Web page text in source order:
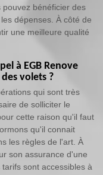
bénéficier des
dépenses. À côté de
une meilleure qualité
à EGB Renove
volets ?
qui sont très
de solliciter le
cette raison qu'il faut
qu'il connait
les règles de l'art. À
son assurance d'une
sont accessibles à